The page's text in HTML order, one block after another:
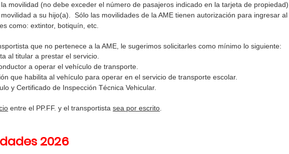
movilidad (no debe exceder el número de pasajeros indicado en la tarjeta de propiedad)
a su hijo(a). Sólo las movilidades de la AME tienen autorización para ingresar
como: extintor, botiquín, etc.
que no pertenece a la AME, le sugerimos solicitarles como mínimo lo siguiente:
al titular a prestar el servicio.
a operar el vehículo de transporte.
que habilita al vehículo para operar en el servicio de transporte escolar.
y Certificado de Inspección Técnica Vehicular.
entre el PP.FF. y el transportistasea por escrito.
2026